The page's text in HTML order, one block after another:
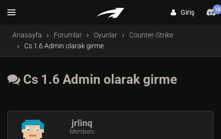
Giriş 18
Anasayfa Forumlar Oyunlar
Counter-Strike
Cs 1.6 Admin olarak girme
Cs 1.6 Admin olarak girme
jrlinq
Members